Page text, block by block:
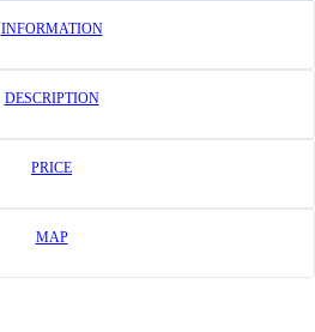
INFORMATION
DESCRIPTION
PRICE
MAP